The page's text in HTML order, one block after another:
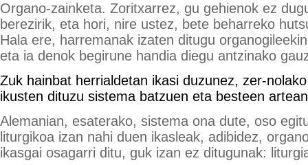
Organo-zainketa. Zoritxarrez, gu gehienok ez
berezirik, eta hori, nire ustez, bete beharreko
Hala ere, harremanak izaten ditugu
eta ia denok begirune handia diegu antzinako
Zuk hainbat herrialdetan ikasi duzunez, zer-
ikusten dituzu sistema batzuen eta besteen
Alemanian, esaterako, sistema ona dute, oso
liturgikoa izan nahi duen ikasleak, adibidez,
ikasgai osagarri ditu, guk izan ez ditugunak: